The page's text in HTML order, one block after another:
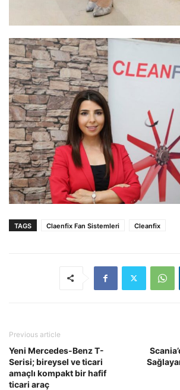
TAGS Claenfix Fan Sistemleri Cleanfix
Previous article
Yeni Mercedes-Benz T-
Serisi; bireysel ve ticari
amaçlı kompakt bir hafif
ticari araç